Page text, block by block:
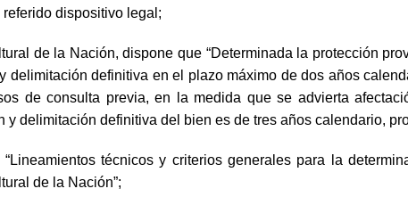
dispositivo legal;
de la Nación, dispone que “Determinada la protección
definitiva en el plazo máximo de dos años
de consulta previa, en la medida que se advierta
delimitación definitiva del bien es de tres años calendario,
técnicos y criterios generales para la
de la Nación”;